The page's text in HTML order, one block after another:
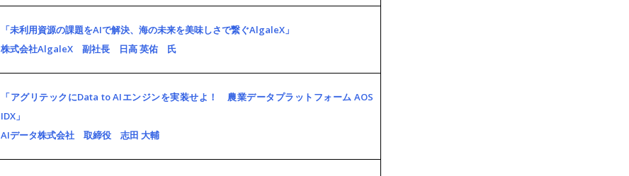
「未利用資源の課題をAIで解決、海の未来を美味しさで繋ぐAlgaleX」
株式会社AlgaleX 副社長 日高 英佑 氏
「アグリテックにData to AIエンジンを実装せよ！ 農業データプラットフォーム AOS
IDX」
AIデータ株式会社 取締役 志田 大輔